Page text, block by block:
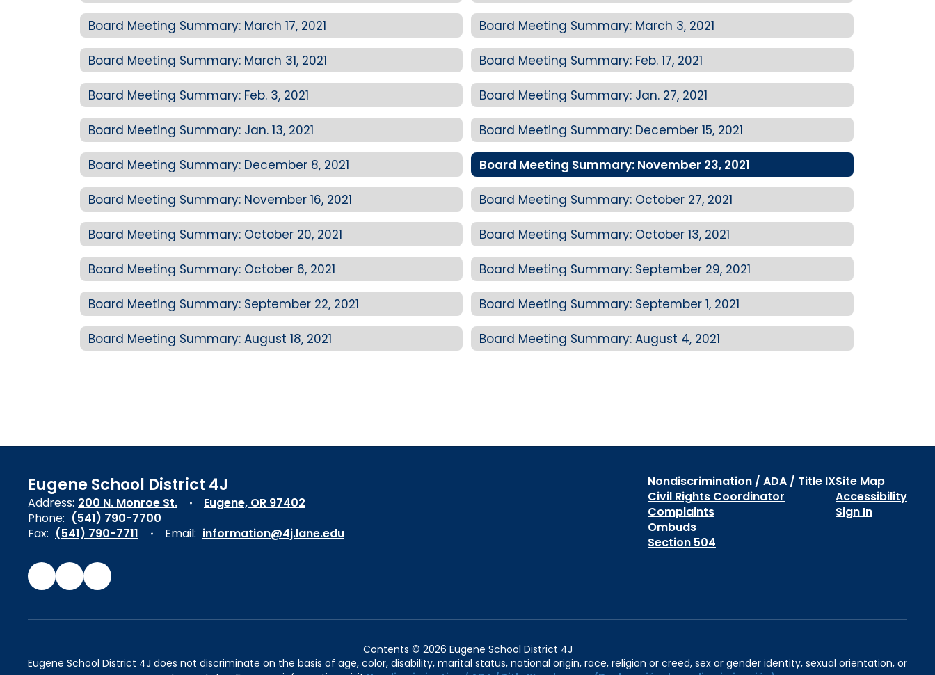
Board Meeting Summary: March 17, 2021 Board Meeting Summary: March 3, 2021
Board Meeting Summary: March 31, 2021 Board Meeting Summary: Feb. 17, 2021
Board Meeting Summary: Feb. 3, 2021 Board Meeting Summary: Jan. 27, 2021
Board Meeting Summary: Jan. 13, 2021 Board Meeting Summary: December 15, 2021
Board Meeting Summary: December 8, 2021 Board Meeting Summary: November 23, 2021
Board Meeting Summary: November 16, 2021 Board Meeting Summary: October 27, 2021
Board Meeting Summary: October 20, 2021 Board Meeting Summary: October 13, 2021
Board Meeting Summary: October 6, 2021 Board Meeting Summary: September 29, 2021
Board Meeting Summary: September 22, 2021 Board Meeting Summary: September 1, 2021
Board Meeting Summary: August 18, 2021 Board Meeting Summary: August 4, 2021
Eugene School District 4J
Address: 200 N. Monroe St.
Eugene, OR 97402
Phone: (541) 790-7700
Fax: (541) 790-7711 Email: information@4j.lane.edu
Nondiscrimination / ADA / Title IX
Civil Rights Coordinator
Complaints
Ombuds
Section 504
Site Map
Accessibility
Sign In
Contents © 2026 Eugene School District 4J
Eugene School District 4J does not discriminate on the basis of age, color, disability, marital status, national origin, race, religion or creed, sex or gender identity, sexual orientation, or